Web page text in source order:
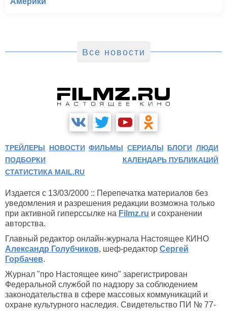
Все новости
ТРЕЙЛЕРЫ НОВОСТИ ФИЛЬМЫ СЕРИАЛЫ БЛОГИ ЛЮДИ
ПОДБОРКИ
КАЛЕНДАРЬ ПУБЛИКАЦИЙ
СТАТИСТИКА MAIL.RU
Издается с 13/03/2000 :: Перепечатка материалов без
уведомления и разрешения редакции возможна только
при активной гиперссылке на Filmz.ru и сохранении
авторства.
Главный редактор онлайн-журнала Настоящее КИНО
Александр Голубчиков, шеф-редактор Сергей
Горбачев.
Журнал "про Настоящее кино" зарегистрирован
Федеральной службой по надзору за соблюдением
законодательства в сфере массовых коммуникаций и
охране культурного наследия. Свидетельство ПИ № 77-